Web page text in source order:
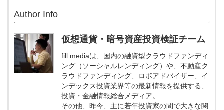
Author Info
仮想通貨・暗号資産投資検証チーム
fill.mediaは、国内の融資型クラウドファンディ
ング（ソーシャルレンディング）や、不動産ク
ラウドファンディング、ロボアドバイザー、イ
ンデックス投資業界等の最新情報を提供する、
投資・金融情報総合メディア。
その他、昨今、主に若年投資家の間で大きな関